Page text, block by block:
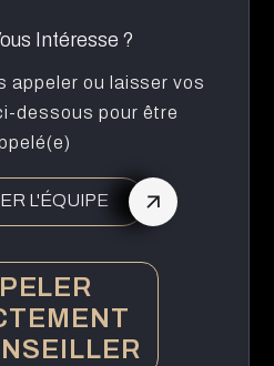
Intéresse ?
appeler ou laisser vos
dessous pour être
L'ÉQUIPE